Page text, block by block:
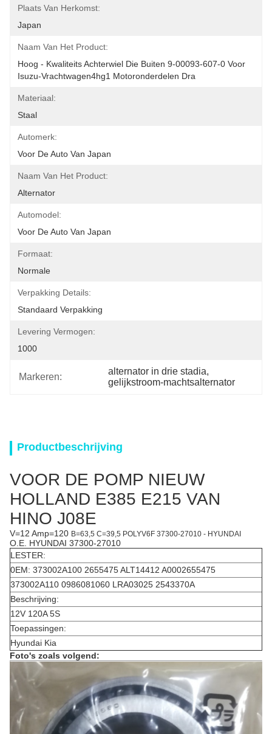
Plaats Van Herkomst:
Japan
Naam Van Het Product:
Hoog - Kwaliteits Achterwiel Die Buiten 9-00093-607-0 Voor
Isuzu-Vrachtwagen4hg1 Motoronderdelen Dra
Materiaal:
Staal
Automerk:
Voor De Auto Van Japan
Naam Van Het Product:
Alternator
Automodel:
Voor De Auto Van Japan
Formaat:
Normale
Verpakking Details:
Standaard Verpakking
Levering Vermogen:
1000
Markeren:
alternator in drie stadia,
gelijkstroom-machtsalternator
Productbeschrijving
VOOR DE POMP NIEUW
HOLLAND E385 E215 VAN
HINO J08E
V=12 Amp=120 B=63,5 C=39,5 POLYV6F 37300-27010 - HYUNDAI
O.E. HYUNDAI 37300-27010
LESTER:
0EM: 373002A100 2655475 ALT14412 A0002655475
373002A110 0986081060 LRA03025 2543370A
Beschrijving:
12V 120A 5S
Toepassingen:
Hyundai Kia
Foto's zoals volgend: